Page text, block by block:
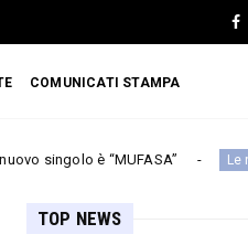
COMUNICATI STAMPA
Le nostre interviste
TOP NEWS